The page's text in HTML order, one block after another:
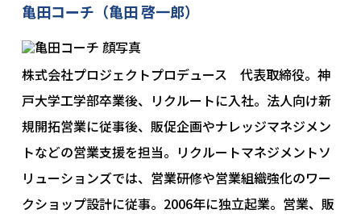
個人情報のご提供は任意ですが、同意を頂けない場
合には、第3項にあります利用目的が達成できない事
をご了承いただくこととなります。
8. 当社Webサイトの運営について
当社サイトでは、ご本人が当社Webサイトを再度訪
うCookieという技術を使用することがあります。こ
れは、ご本人のコンピュータが当社Webサイトのど
亀田コーチ（亀田 啓一郎）
株式会社プロジェクトプロデュース 代表取締役。神
戸大学工学部卒業後、リクルートに入社。法人向け新
規開拓営業に従事後、販促企画やナレッジマネジメン
トなどの営業支援を担当。リクルートマネジメントソ
リューションズでは、営業研修や営業組織強化のワー
クショップ設計に従事。2006年に独立起業。営業、販